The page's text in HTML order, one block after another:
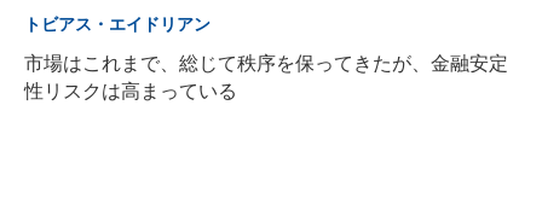
トビアス・エイドリアン
市場はこれまで、総じて秩序を保ってきたが、金融安定
性リスクは高まっている